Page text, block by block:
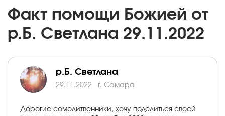
Факт помощи Божией от
р.Б. Светлана 29.11.2022
р.Б. Светлана
29.11.2022 г. Самара
Дорогие сомолитвенники, хочу поделиться своей